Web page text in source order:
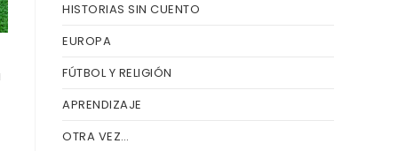
HISTORIAS SIN CUENTO
EUROPA
FÚTBOL Y RELIGIÓN
APRENDIZAJE
OTRA VEZ…